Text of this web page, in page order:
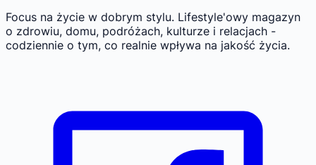
Focus na życie w dobrym stylu. Lifestyle'owy magazyn
o zdrowiu, domu, podróżach, kulturze i relacjach -
codziennie o tym, co realnie wpływa na jakość życia.